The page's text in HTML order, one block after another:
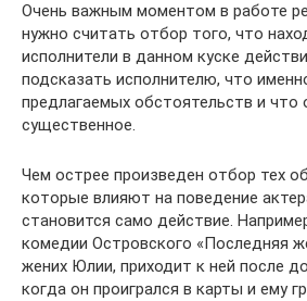
Очень важным моментом в работе
нужно считать отбор того, что
исполнители в данном куске
подсказать исполни­телю, что
предлагаемых обстоя­тельств и что
существенное.
Чем острее произведен отбор тех
которые влияют на поведение
становится само действие.
комедии Остров­ского «Последняя
жених Юлии, приходит к ней после
когда он проигрался в карты и ему